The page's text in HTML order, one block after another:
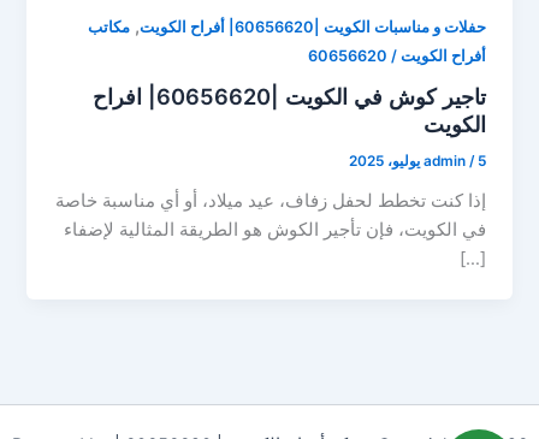
حفلات و مناسبات الكويت |60656620| أفراح الكويت ,مكاتب
أفراح الكويت / 60656620
تاجير كوش في الكويت |60656620| افراح
الكويت
admin / 5 يوليو، 2025
إذا كنت تخطط لحفل زفاف، عيد ميلاد، أو أي مناسبة خاصة
في الكويت، فإن تأجير الكوش هو الطريقة المثالية لإضفاء
[…]